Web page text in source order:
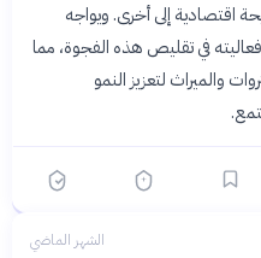
اقتصادية إلى أخرى. ويواجه
فعاليته في تقليص هذه الفجوة، مما
والميراث لتعزيز النمو
الشهر الماضي